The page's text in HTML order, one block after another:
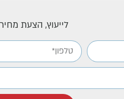
לייעוץ, הצעת